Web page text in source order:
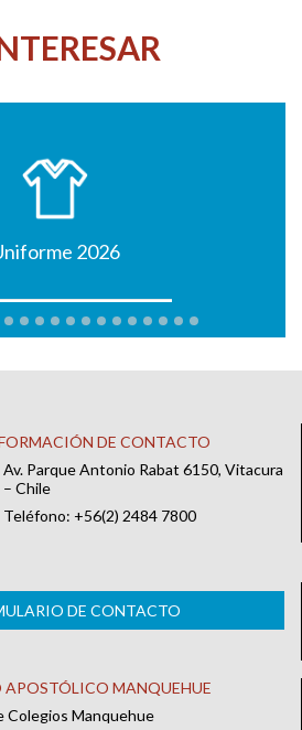
2026
DE CONTACTO
Av. Parque Antonio Rabat 6150, Vitacura
– Chile
Teléfono: +56(2) 2484 7800
DE CONTACTO
MANQUEHUE
Colegios Manquehue